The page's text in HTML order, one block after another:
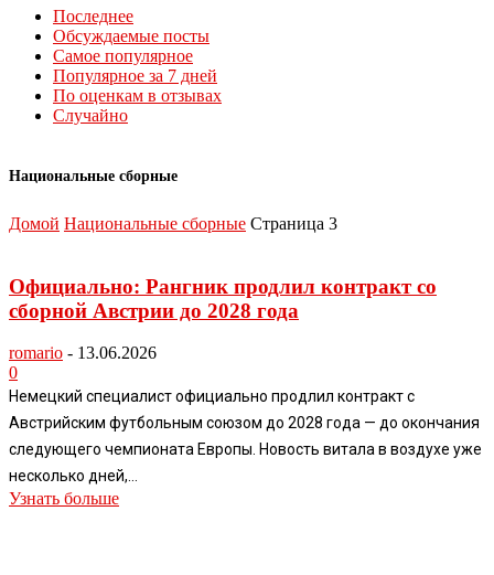
Последнее
Обсуждаемые посты
Самое популярное
Популярное за 7 дней
По оценкам в отзывах
Случайно
Национальные сборные
Домой Национальные сборные Страница 3
Официально: Рангник продлил контракт со
сборной Австрии до 2028 года
romario - 13.06.2026
0
Немецкий специалист официально продлил контракт с
Австрийским футбольным союзом до 2028 года — до окончания
следующего чемпионата Европы. Новость витала в воздухе уже
несколько дней,...
Узнать больше